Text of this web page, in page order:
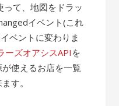
て、地図をドラッ
イベント(これ
ベントに変わりま
ーズオアシスAPI を
使えるお店を一覧
す。